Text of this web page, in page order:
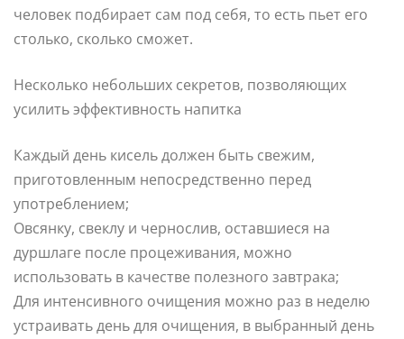
человек подбирает сам под себя, то есть пьет его
столько, сколько сможет.
Несколько небольших секретов, позволяющих
усилить эффективность напитка
Каждый день кисель должен быть свежим,
приготовленным непосредственно перед
употреблением;
Овсянку, свеклу и чернослив, оставшиеся на
дуршлаге после процеживания, можно
использовать в качестве полезного завтрака;
Для интенсивного очищения можно раз в неделю
устраивать день для очищения, в выбранный день